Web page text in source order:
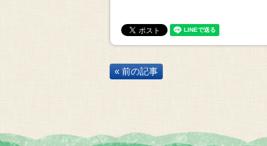
« 前の記事